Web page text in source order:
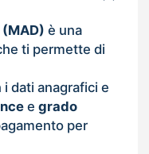
è una
ti permette di
dati anagrafici e
e grado
per